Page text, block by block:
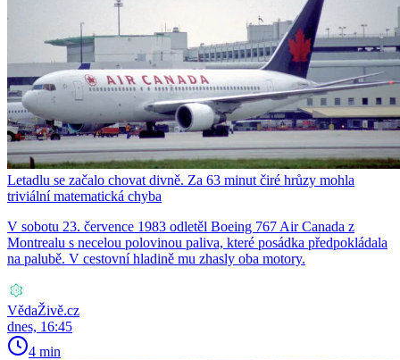
Letadlu se začalo chovat divně. Za 63 minut čiré hrůzy mohla
triviální matematická chyba
V sobotu 23. července 1983 odletěl Boeing 767 Air Canada z
Montrealu s necelou polovinou paliva, které posádka předpokládala
na palubě. V cestovní hladině mu zhasly oba motory.
VědaŽivě.cz
dnes, 16:45
4 min